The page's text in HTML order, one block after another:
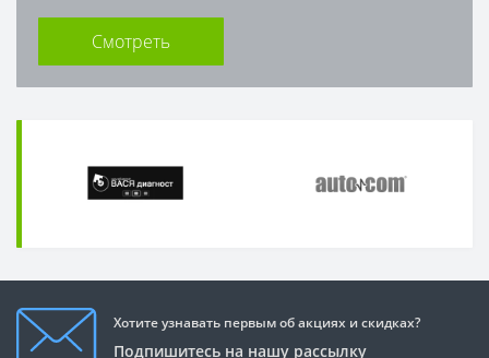
Смотреть
Хотите узнавать первым об акциях и скидках?
Подпишитесь на нашу рассылку